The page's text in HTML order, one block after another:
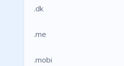
.dk
.me
.mobi